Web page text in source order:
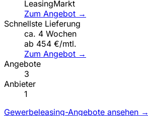
LeasingMarkt
Zum Angebot →
Schnellste Lieferung
ca. 4 Wochen
ab 454 €/mtl.
Zum Angebot →
Angebote
3
Anbieter
1
Gewerbeleasing-Angebote ansehen →